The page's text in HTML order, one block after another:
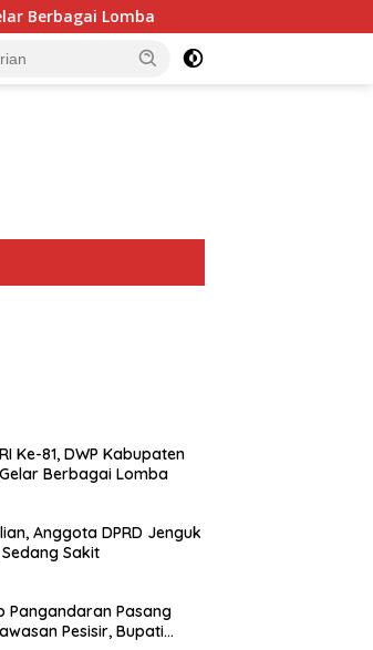
Wujud Kepedulian, Anggota DPRD
Ke-81, DWP Kabupaten
Berbagai Lomba
Anggota DPRD Jenguk
Sakit
Pangandaran Pasang
Pesisir, Bupati